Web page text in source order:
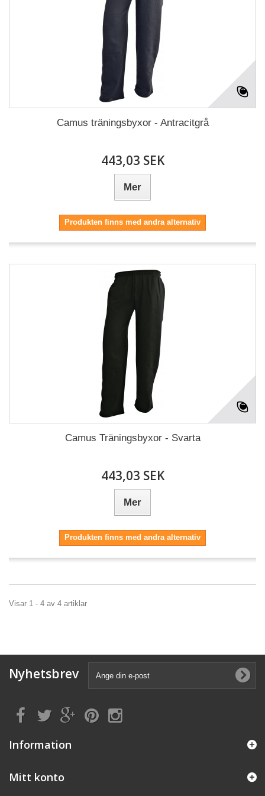
Camus träningsbyxor - Antracitgrå
443,03 SEK
Mer
Produkten finns med andra alternativ
Camus Träningsbyxor - Svarta
443,03 SEK
Mer
Produkten finns med andra alternativ
Visar 1 - 4 av 4 artiklar
Nyhetsbrev
Information
Mitt konto